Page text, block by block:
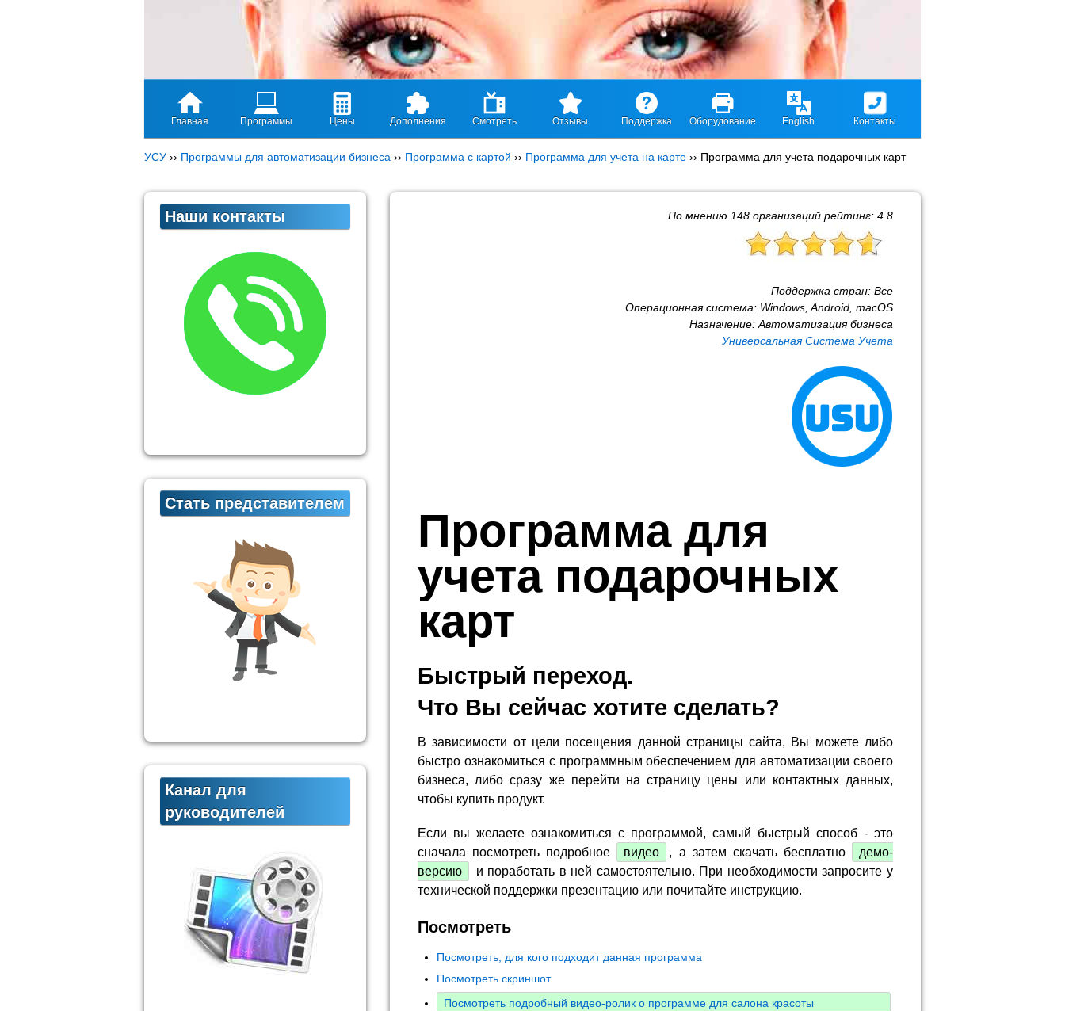
Главная Программы Цены Дополнения Смотреть Отзывы Поддержка Оборудование English Контакты
УСУ ›› Программы для автоматизации бизнеса ›› Программа с картой ›› Программа для учета на карте ›› Программа для учета подарочных карт
По мнению 148 организаций рейтинг: 4.8
Поддержка стран: Все
Операционная система: Windows, Android, macOS
Назначение: Автоматизация бизнеса
Универсальная Система Учета
Программа для
учета подарочных
карт
Быстрый переход.
Что Вы сейчас хотите сделать?
В зависимости от цели посещения данной страницы сайта, Вы можете либо
быстро ознакомиться с программным обеспечением для автоматизации своего
бизнеса, либо сразу же перейти на страницу цены или контактных данных,
чтобы купить продукт.
Если вы желаете ознакомиться с программой, самый быстрый способ - это
сначала посмотреть подробное
видео , а затем скачать бесплатно
демо-
версию
и поработать в ней самостоятельно. При необходимости запросите у
технической поддержки презентацию или почитайте инструкцию.
Посмотреть
Посмотреть, для кого подходит данная программа
Посмотреть скриншот
Посмотреть подробный видео-ролик о программе для салона красоты
Наши контакты
Стать представителем
Канал для
руководителей